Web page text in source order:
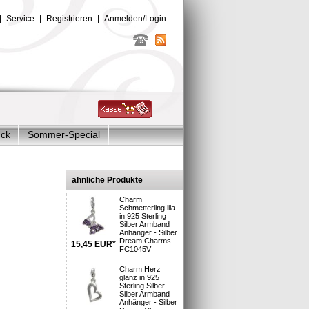
Service Registrieren Anmelden/Login
Sommer-Special
ähnliche Produkte
15,45 EUR*
Charm
Schmetterling lila
in 925 Sterling
Silber Armband
Anhänger - Silber
Dream Charms -
FC1045V
Charm Herz
glanz in 925
Sterling Silber
Silber Armband
Anhänger - Silber